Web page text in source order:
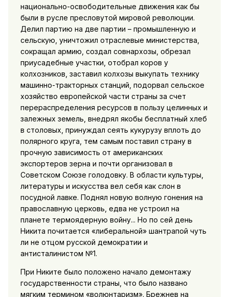
национально-освободительные движения как бы
были в русле пресловутой мировой революции.
Делил партию на две партии – промышленную и
сельскую, уничтожил отраслевые министерства,
сокращал армию, создал совнархозы, обрезал
приусадебные участки, отобрал коров у
колхозников, заставил колхозы выкупать технику
машинно-тракторных станций, подорвал сельское
хозяйство европейской части страны за счет
перераспределения ресурсов в пользу целинных и
залежных земель, внедрял якобы бесплатный хлеб
в столовых, принуждал сеять кукурузу вплоть до
полярного круга, тем самым поставил страну в
прочную зависимость от американских
экспортеров зерна и почти организовал в
Советском Союзе голодовку. В области культуры,
литературы и искусства вел себя как слон в
посудной лавке. Поднял новую волную гонения на
православную церковь, едва не устроил на
планете термоядерную войну... Но по сей день
Никита почитается «либеральной» шантрапой чуть
ли не отцом русской демократии и
антисталинистом №1.
При Никите было положено начало демонтажу
государственности страны, что было названо
мягким термином «волюнтаризм». Брежнев на